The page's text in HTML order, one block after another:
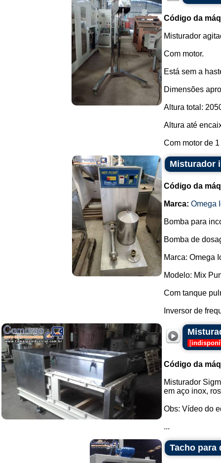
Código da
Misturador
Com motor.
Está sem a
Dimensões
Altura total:
Altura até
Com motor de 1
Misturador
Código da
Marca: Omega
Bomba para
Bomba de
Marca: Omega
Modelo: Mix
Com tanque
Inversor de
[
Código da
Misturador
em aço inox,
Obs: Vídeo do
...
Tacho para